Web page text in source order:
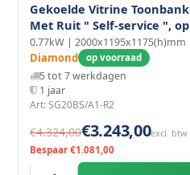
Gekoelde Vitrine Toonbank
Met Ruit " Self-service ", op
Sokkels
0.77kW | 2000x1195x1175(h)mm
Diamond op voorraad
5 tot 7 werkdagen
1 jaar
Art: SG20BS/A1-R2
€4.324,00€3.243,00excl. btw
Bespaar €1.081,00